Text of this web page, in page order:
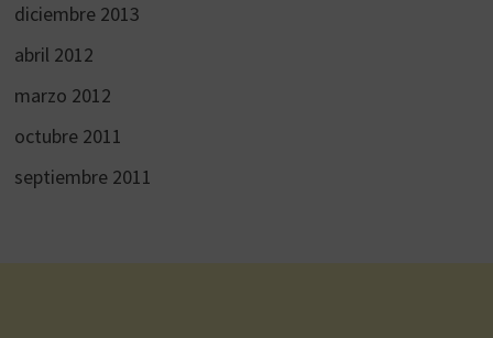
diciembre 2013
abril 2012
marzo 2012
octubre 2011
septiembre 2011